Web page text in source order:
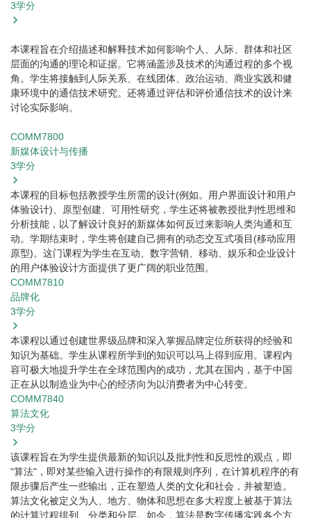
3学分
本课程旨在介绍描述和解释技术如何影响个人、人际、群体和社区
层面的沟通的理论和证据。它将涵盖涉及技术的沟通过程的多个视
角。学生将接触到人际关系、在线团体、政治运动、商业实践和健
康环境中的通信技术研究。还将通过评估和评价通信技术的设计来
讨论实际影响。
COMM7800
新媒体设计与传播
3学分
本课程的目标包括教授学生所需的设计(例如。用户界面设计和用户
体验设计)、原型创建、可用性研究，学生还将被教授批判性思维和
分析技能，以了解设计良好的新媒体如何反过来影响人类沟通和互
动。学期结束时，学生将创建自己拥有的动态交互式项目(移动应用
原型)。这门课程为学生在互动、数字营销、移动、娱乐和企业设计
的用户体验设计方面提供了更广阔的职业范围。
COMM7810
品牌化
3学分
本课程以通过创建世界级品牌和深入掌握品牌定位所获得的经验和
知识为基础。学生从课程所学到的知识可以马上得到应用。课程内
容可极大地提升学生在全球范围内的成功，尤其在国内，基于中国
正在从以制造业为中心的经济向为以消费者为中心转变。
COMM7840
算法文化
3学分
该课程旨在为学生提供最新的知识以及批判性和反思性的观点，即
"算法"，即对某些输入进行操作的有限规则序列，在计算机程序的有
限步骤后产生一些输出，正在塑造人类的文化和社会，并被塑造。
算法文化被定义为人、地方、物体和思想在多大程度上被基于算法
的计算过程排列、分类和分层。如今，算法是数字传播实践各个方